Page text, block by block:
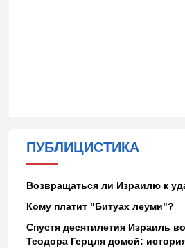
ПУБЛИЦИСТИКА
Возвращаться ли Израилю к
Кому платит "Битуах леуми"?
Спустя десятилетия Израиль
Теодора Герцля домой: